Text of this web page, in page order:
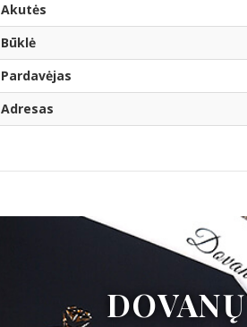
Akutės
Būklė
Pardavėjas
Adresas
DOVANŲ